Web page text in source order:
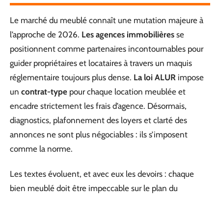
Le marché du meublé connaît une mutation majeure à
l’approche de 2026. Les agences immobilières se
positionnent comme partenaires incontournables pour
guider propriétaires et locataires à travers un maquis
réglementaire toujours plus dense. La loi ALUR impose
un contrat-type pour chaque location meublée et
encadre strictement les frais d’agence. Désormais,
diagnostics, plafonnement des loyers et clarté des
annonces ne sont plus négociables : ils s’imposent
comme la norme.
Les textes évoluent, et avec eux les devoirs : chaque
bien meublé doit être impeccable sur le plan du